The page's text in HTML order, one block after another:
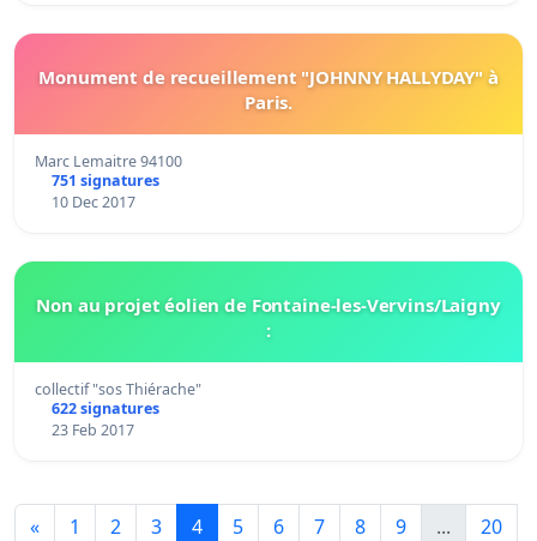
Monument de recueillement "JOHNNY HALLYDAY" à
Paris.
Marc Lemaitre 94100
751 signatures
10 Dec 2017
Non au projet éolien de Fontaine-les-Vervins/Laigny
:
collectif "sos Thiérache"
622 signatures
23 Feb 2017
« 1 2 3 4 5 6 7 8 9 ...
20